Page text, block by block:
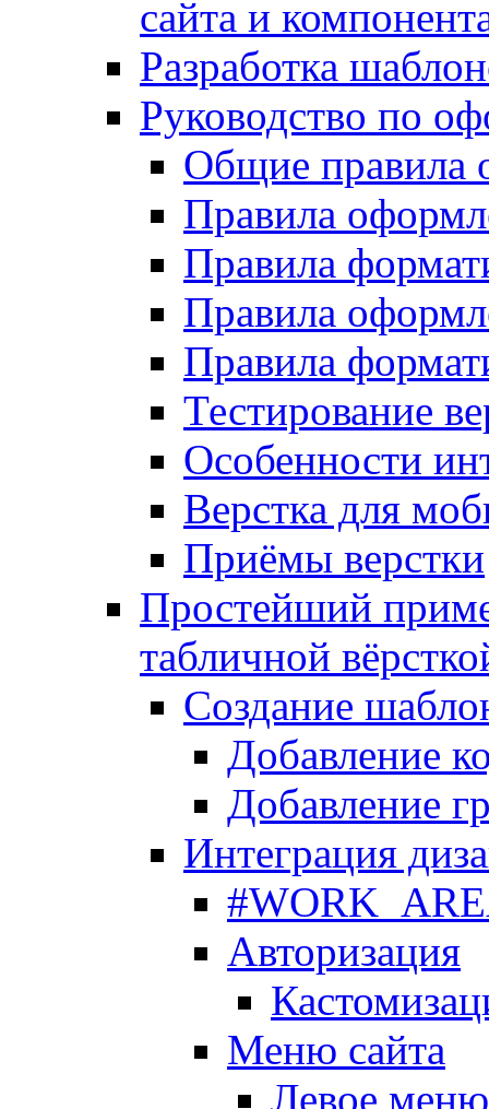
сайта и
Разработка
Руководство по
Общие правила
Правила
Правила
Правила
Правила
Тестирование
Особенности
Верстка для
Приёмы верстки
Простейший
табличной
Создание
Добавление
Добавление
Интеграция
Авторизация
Меню сайта
Левое меню